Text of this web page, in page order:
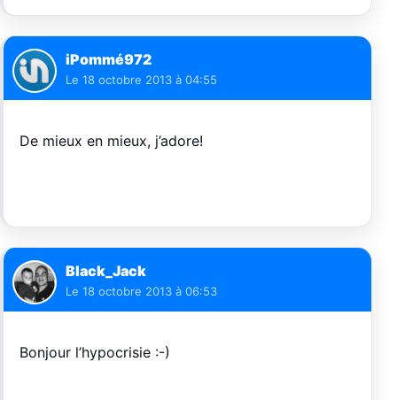
iPommé972
Le 18 octobre 2013 à 04:55
De mieux en mieux, j’adore!
Black_Jack
Le 18 octobre 2013 à 06:53
Bonjour l’hypocrisie :-)